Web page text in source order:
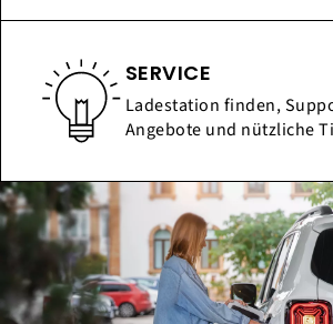
SERVICE
Ladestation finden,
Angebote und nützliche